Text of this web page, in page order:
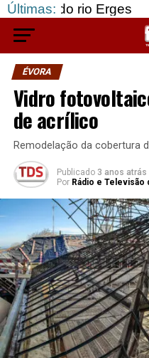
Últimas:
rio Erges Opinião:
ÉVORA
Vidro
de acrílico
Remodelação da cobertura
Publicado 3 anos atrás
Por Rádio e Televisão